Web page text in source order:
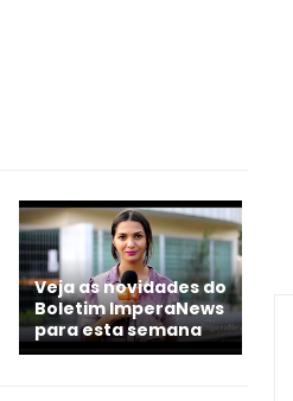
Veja as novidades do
Boletim ImperaNews
para esta semana